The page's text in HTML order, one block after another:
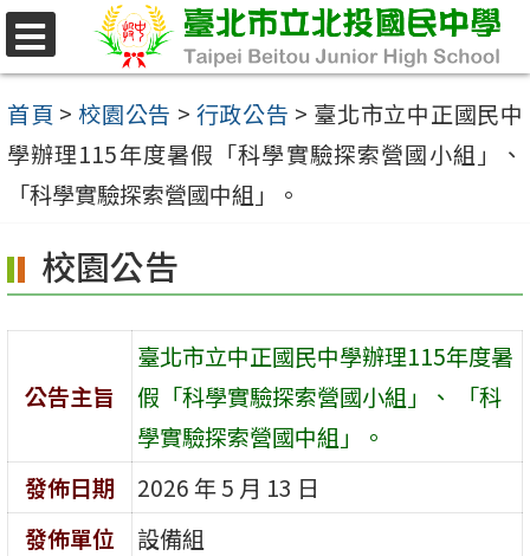
跳
至
主
要
區
首頁 > 校園公告 > 行政公告 > 臺北市立中正國民中
學辦理115年度暑假「科學實驗探索營國小組」、
「科學實驗探索營國中組」。
校園公告
公告主旨
臺北市立中正國民中學辦理115年度暑
假「科學實驗探索營國小組」、 「科
學實驗探索營國中組」。
發佈日期
2026 年 5 月 13 日
發佈單位
設備組
選
單